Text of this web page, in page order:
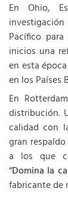
En Ohio,
Pacífico
inicios una
en esta
en los Países
En
distribución.
calidad con
gran
a los que
“Domina la
fabricante de